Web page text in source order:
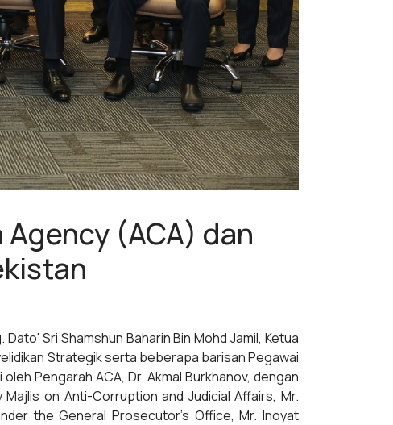
(ACA) dan
Sri Shamshun Baharin Bin Mohd Jamil, Ketua
Strategik serta beberapa barisan Pegawai
Pengarah ACA, Dr. Akmal Burkhanov, dengan
on Anti-Corruption and Judicial Affairs, Mr.
the General Prosecutor’s Office, Mr. Inoyat